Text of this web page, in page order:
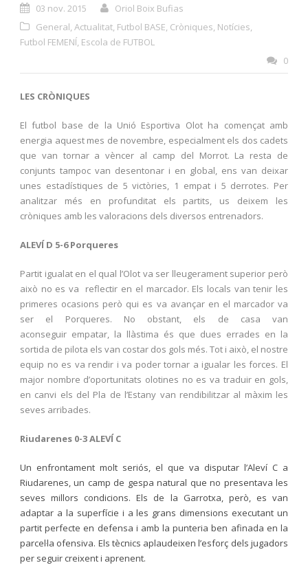
03 nov. 2015
Oriol Boix Bufias
General, Actualitat, Futbol BASE, Cròniques, Notícies,
Futbol FEMENÍ, Escola de FUTBOL
0
LES CRÒNIQUES
El futbol base de la Unió Esportiva Olot ha començat amb
energia aquest mes de novembre, especialment els dos cadets
que van tornar a vèncer al camp del Morrot. La resta de
conjunts tampoc van desentonar i en global, ens van deixar
unes estadístiques de 5 victòries, 1 empat i 5 derrotes. Per
analitzar més en profunditat els partits, us deixem les
cròniques amb les valoracions dels diversos entrenadors.
ALEVÍ D 5-6 Porqueres
Partit igualat en el qual l’Olot va ser lleugerament superior però
això no es va reflectir en el marcador. Els locals van tenir les
primeres ocasions però qui es va avançar en el marcador va
ser el Porqueres. No obstant, els de casa van
aconseguir empatar, la llàstima és que dues errades en la
sortida de pilota els van costar dos gols més. Tot i això, el nostre
equip no es va rendir i va poder tornar a igualar les forces. El
major nombre d’oportunitats olotines no es va traduir en gols,
en canvi els del Pla de l’Estany van rendibilitzar al màxim les
seves arribades.
Riudarenes 0-3 ALEVÍ C
Un enfrontament molt seriós, el que va disputar l’Aleví C a
Riudarenes, un camp de gespa natural que no presentava les
seves millors condicions. Els de la Garrotxa, però, es van
adaptar a la superfície i a les grans dimensions executant un
partit perfecte en defensa i amb la punteria ben afinada en la
parcel·la ofensiva. Els tècnics aplaudeixen l’esforç dels jugadors
per seguir creixent i aprenent.